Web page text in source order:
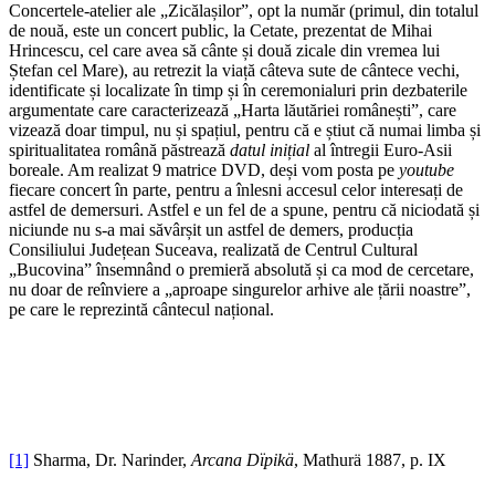
Concertele-atelier ale „Zicălașilor”, opt la număr (primul, din totalul
de nouă, este un concert public, la Cetate, prezentat de Mihai
Hrincescu, cel care avea să cânte și două zicale din vremea lui
Ștefan cel Mare), au retrezit la viață câteva sute de cântece vechi,
identificate și localizate în timp și în ceremonialuri prin dezbaterile
argumentate care caracterizează „Harta lăutăriei românești”, care
vizează doar timpul, nu și spațiul, pentru că e știut că numai limba și
spiritualitatea română păstrează datul inițial al întregii Euro-Asii
boreale. Am realizat 9 matrice DVD, deși vom posta pe youtube
fiecare concert în parte, pentru a înlesni accesul celor interesați de
astfel de demersuri. Astfel e un fel de a spune, pentru că niciodată și
niciunde nu s-a mai săvârșit un astfel de demers, producția
Consiliului Județean Suceava, realizată de Centrul Cultural
„Bucovina” însemnând o premieră absolută și ca mod de cercetare,
nu doar de reînviere a „aproape singurelor arhive ale țării noastre”,
pe care le reprezintă cântecul național.
[1] Sharma, Dr. Narinder, Arcana Dïpikä, Mathurä 1887, p. IX